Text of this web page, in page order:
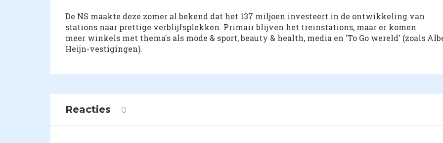
De NS maakte deze zomer al bekend dat het 137 miljoen investeert in de ontwikkeling van
stations naar prettige verblijfsplekken. Primair blijven het treinstations, maar er komen
meer winkels met thema's als mode & sport, beauty & health, media en 'To Go wereld' (zoals
Heijn-vestigingen).
Reacties 0